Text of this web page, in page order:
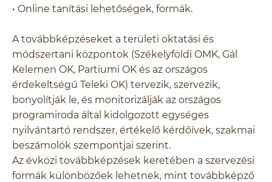
• Online tanítási lehetőségek, formák.
A továbbképzéseket a területi oktatási és
módszertani központok (Székelyföldi OMK, Gál
Kelemen OK, Partiumi OK és az országos
érdekeltségű Teleki OK) tervezik, szervezik,
bonyolítják le, és monitorizálják az országos
programiroda által kidolgozott egységes
nyilvántartó rendszer, értékelő kérdőívek, szakmai
beszámolók szempontjai szerint.
Az évközi továbbképzések keretében a szervezési
formák különbözőek lehetnek, mint továbbképző